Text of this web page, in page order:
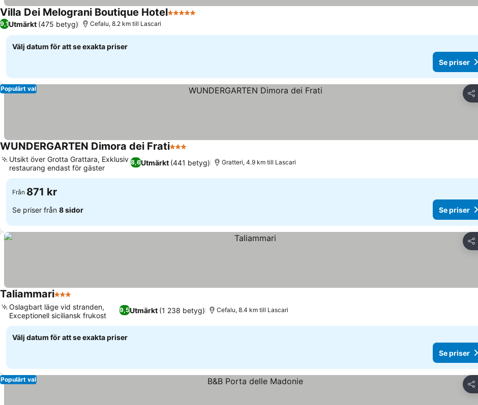
Villa Dei Melograni Boutique Hotel5 Stjärnor
9,1Utmärkt (475 betyg) Cefalu, 8.2 km till Lascari
Välj datum för att se exakta priser
Se priser
Dela
Populärt val
WUNDERGARTEN Dimora dei Frati3 Stjärnor
8,6Utmärkt (441 betyg)
Utsikt över Grotta Grattara, Exklusiv
restaurang endast för gäster
Gratteri, 4.9 km till Lascari
Från 871 kr
Se priser från 8 sidor Se priser
Dela
Taliammari3 Stjärnor
9,5Utmärkt (1 238 betyg)
Oslagbart läge vid stranden,
Exceptionell siciliansk frukost
Cefalu, 8.4 km till Lascari
Välj datum för att se exakta priser
Se priser
Dela
Populärt val